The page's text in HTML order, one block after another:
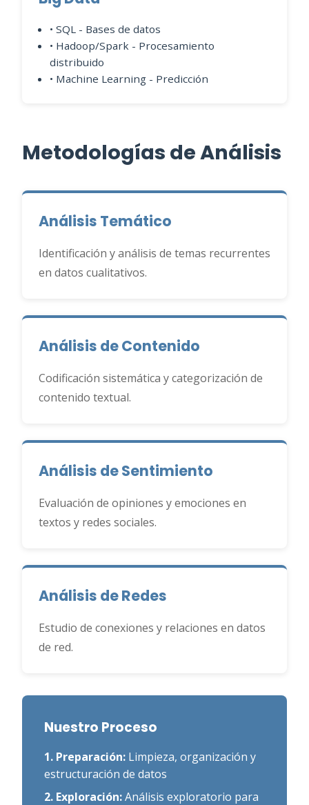
• SQL - Bases de datos
• Hadoop/Spark - Procesamiento
distribuido
• Machine Learning - Predicción
Metodologías de Análisis
Análisis Temático
Identificación y análisis de temas recurrentes
en datos cualitativos.
Análisis de Contenido
Codificación sistemática y categorización de
contenido textual.
Análisis de Sentimiento
Evaluación de opiniones y emociones en
textos y redes sociales.
Análisis de Redes
Estudio de conexiones y relaciones en datos
de red.
Nuestro Proceso
1. Preparación: Limpieza, organización y
estructuración de datos
2. Exploración:Análisis exploratorio para